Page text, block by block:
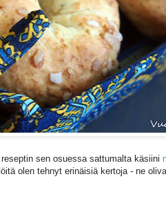
sen osuessa sattumalta käsiini
olen tehnyt erinäisiä kertoja - ne